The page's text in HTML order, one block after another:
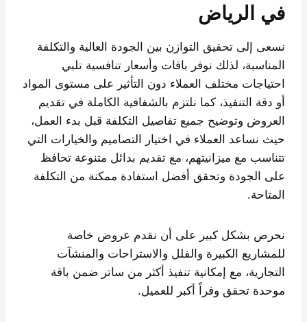
في الرياض
نسعى إلى تحقيق التوازن بين الجودة العالية والتكلفة
المناسبة، لذلك نوفر باقات وأسعار تنافسية تلبي
احتياجات مختلف العملاء دون التأثير على مستوى المواد
أو دقة التنفيذ، كما نلتزم بالشفافية الكاملة في تقديم
العروض وتوضيح جميع تفاصيل التكلفة قبل بدء العمل،
حيث نساعد العملاء في اختيار التصاميم والخيارات التي
تتناسب مع ميزانيتهم، مع تقديم بدائل متنوعة تحافظ
على الجودة وتحقق أفضل استفادة ممكنة من التكلفة
المتاحة.
نحرص بشكل كبير على أن نقدم عروض خاصة
للمشاريع الكبيرة والفلل والاستراحات والمنشآت
التجارية، مع إمكانية تنفيذ أكثر من ساتر ضمن باقة
موحدة تحقق وفراً أكبر للعميل.